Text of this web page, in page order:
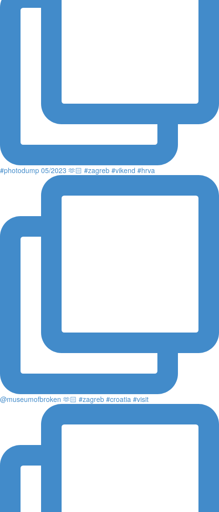
#photodump 05/2023 🫶🏻 #zagreb #vikend #hrva
@museumofbroken 🫶🏻 #zagreb #croatia #visit